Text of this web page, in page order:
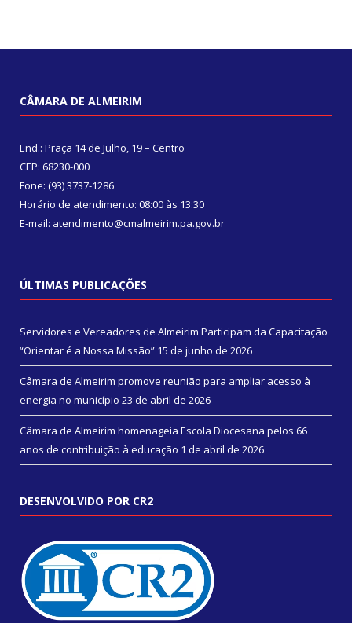
CÂMARA DE ALMEIRIM
End.: Praça 14 de Julho, 19 – Centro
CEP: 68230-000
Fone: (93) 3737-1286
Horário de atendimento: 08:00 às 13:30
E-mail: atendimento@cmalmeirim.pa.gov.br
ÚLTIMAS PUBLICAÇÕES
Servidores e Vereadores de Almeirim Participam da Capacitação
“Orientar é a Nossa Missão” 15 de junho de 2026
Câmara de Almeirim promove reunião para ampliar acesso à
energia no município 23 de abril de 2026
Câmara de Almeirim homenageia Escola Diocesana pelos 66
anos de contribuição à educação 1 de abril de 2026
DESENVOLVIDO POR CR2